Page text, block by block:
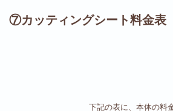
⑦カッティングシート料金表
下記の表に、本体の料